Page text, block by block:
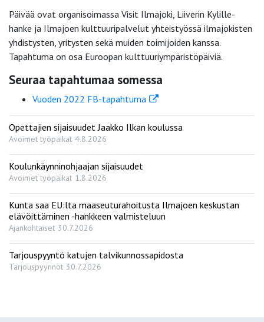
Päivää ovat organisoimassa Visit Ilmajoki, Liiverin Kylille-
hanke ja Ilmajoen kulttuuripalvelut yhteistyössä ilmajokisten
yhdistysten, yritysten sekä muiden toimijoiden kanssa.
Tapahtuma on osa Euroopan kulttuuriympäristöpäiviä.
Seuraa tapahtumaa somessa
Vuoden 2022 FB-tapahtuma
Opettajien sijaisuudet Jaakko Ilkan koulussa
Avoimet työpaikat 4.8.2026
Koulunkäynninohjaajan sijaisuudet
Avoimet työpaikat 1.8.2026
Kunta saa EU:lta maaseuturahoitusta Ilmajoen keskustan
elävöittäminen -hankkeen valmisteluun
Ajankohtaiset 30.7.2026
Tarjouspyyntö katujen talvikunnossapidosta
Tarjouspyynnöt 30.7.2026